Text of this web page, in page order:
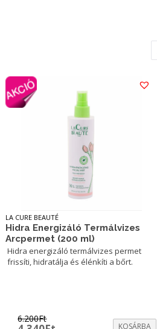
LA CURE BEAUTÉ
Hidra Energizáló Termálvizes
Arcpermet (200 ml)
Hidra energizáló termálvizes permet
frissíti, hidratálja és élénkíti a bőrt.
6.200Ft
KOSÁRBA